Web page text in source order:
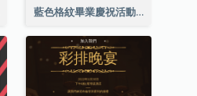
藍色格紋畢業慶祝活動邀請函